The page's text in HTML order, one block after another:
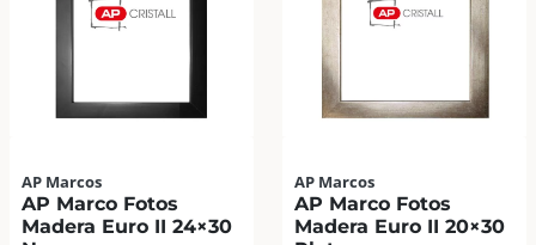
AP Marcos
AP Marco Fotos
Madera Euro II 24×30
AP Marcos
AP Marco Fotos
Madera Euro II 20×30